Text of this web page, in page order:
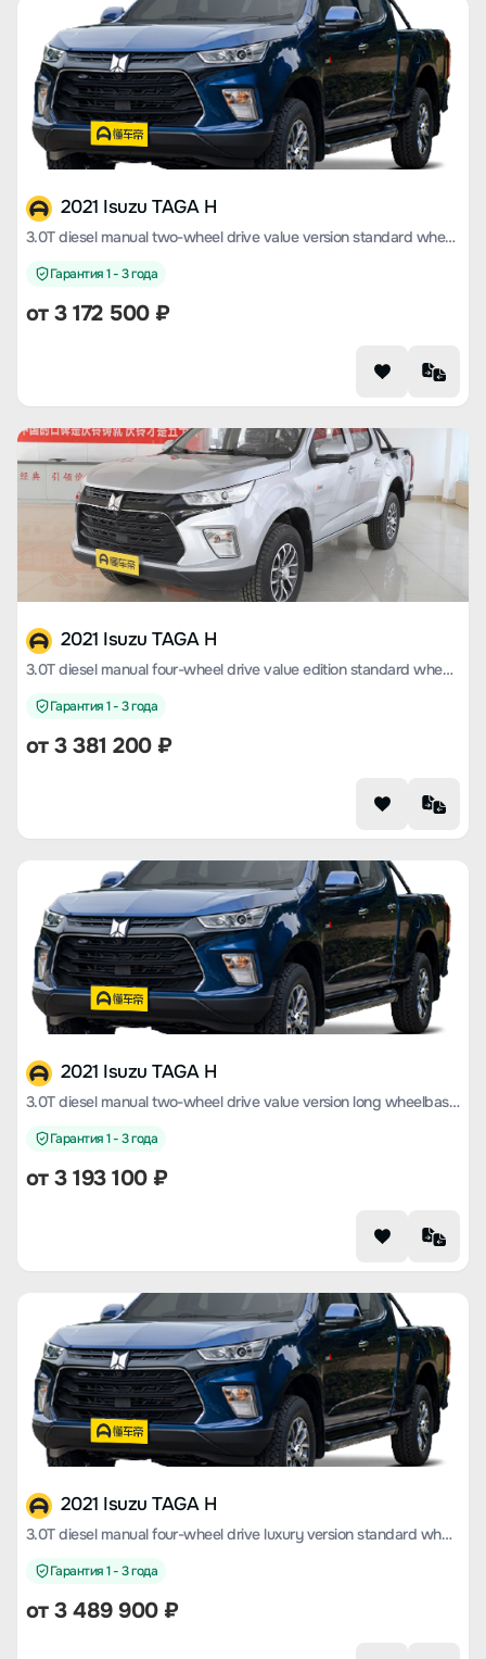
2021 Isuzu TAGA H
3.0T diesel manual two-wheel drive value version standard wheelbase 4KH1CT6H1
Гарантия 1 - 3 года
от 3 172 500 ₽
2021 Isuzu TAGA H
3.0T diesel manual four-wheel drive value edition standard wheelbase 4KH1CT6H1
Гарантия 1 - 3 года
от 3 381 200 ₽
2021 Isuzu TAGA H
3.0T diesel manual two-wheel drive value version long wheelbase 4KH1CT6H1
Гарантия 1 - 3 года
от 3 193 100 ₽
2021 Isuzu TAGA H
3.0T diesel manual four-wheel drive luxury version standard wheelbase 4KH1CT6H1
Гарантия 1 - 3 года
от 3 489 900 ₽